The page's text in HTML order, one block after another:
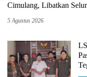
Cimulang, Libatkan
5 Agustus 2026